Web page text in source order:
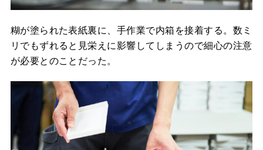
糊が塗られた表紙裏に、手作業で内箱を接着する。数ミ
リでもずれると見栄えに影響してしまうので細心の注意
が必要とのことだった。